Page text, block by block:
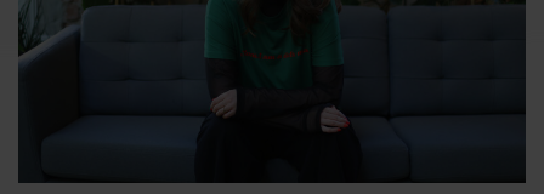
Villkor och policy för
personuppgiftsbehandling
Sök